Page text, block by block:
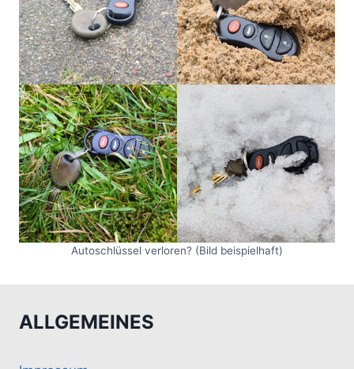
Autoschlüssel verloren? (Bild beispielhaft)
ALLGEMEINES